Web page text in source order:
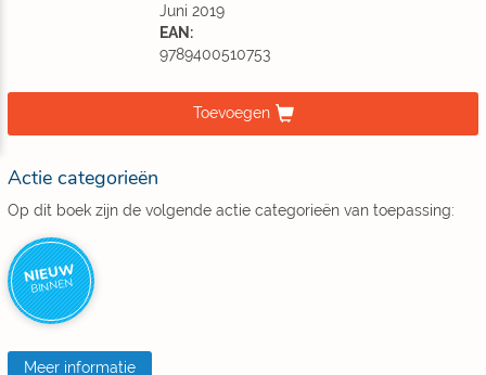
Juni 2019
EAN:
9789400510753
Toevoegen
Actie categorieën
Op dit boek zijn de volgende actie categorieën van toepassing:
NIEUW
BINNEN
Meer informatie